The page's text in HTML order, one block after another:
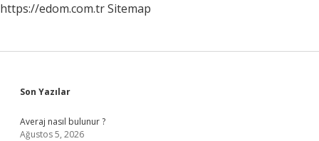
https://edom.com.trSitemap
Sidebar
Son Yazılar
Averaj nasıl bulunur ?
Ağustos 5, 2026